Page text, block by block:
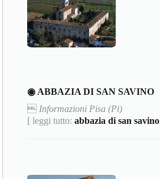
◉ ABBAZIA DI SAN SAVINO
 Informazioni Pisa (Pi)
[ leggi tutto:abbazia di san savino